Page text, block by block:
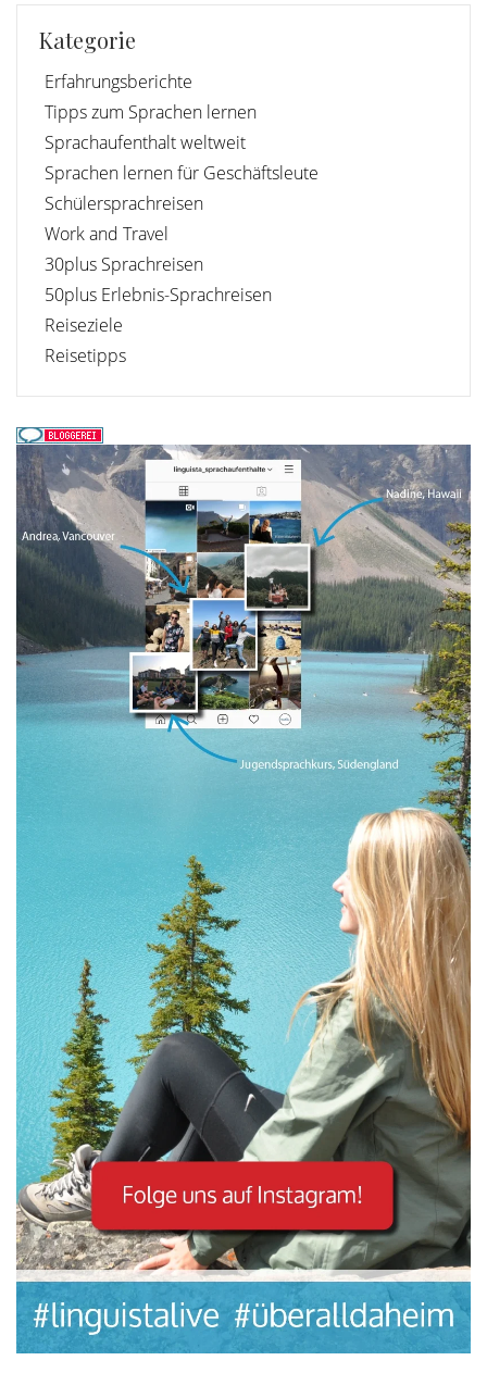
Kategorie
Erfahrungsberichte
Tipps zum Sprachen lernen
Sprachaufenthalt weltweit
Sprachen lernen für Geschäftsleute
Schülersprachreisen
Work and Travel
30plus Sprachreisen
50plus Erlebnis-Sprachreisen
Reiseziele
Reisetipps